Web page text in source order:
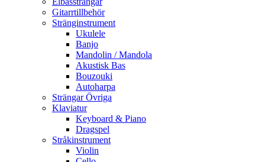
Gitarrtillbehör
Stränginstrument
Ukulele
Banjo
Mandolin / Mandola
Akustisk Bas
Bouzouki
Autoharpa
Strängar Övriga
Klaviatur
Keyboard & Piano
Dragspel
Stråkinstrument
Violin